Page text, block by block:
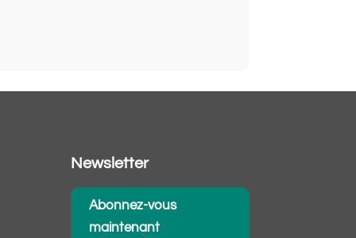
Newsletter
Abonnez-vous
maintenant